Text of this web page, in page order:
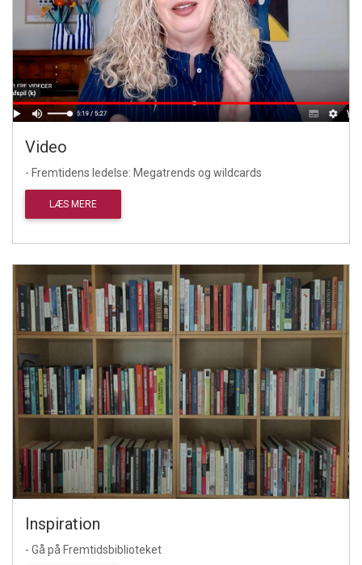
Video
- Fremtidens ledelse: Megatrends og wildcards
LÆS MERE
Inspiration
- Gå på Fremtidsbiblioteket